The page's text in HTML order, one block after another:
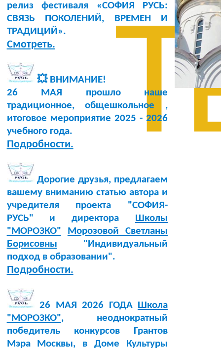
релиз фестиваля «СОФИЯ РУСЬ:
СВЯЗЬ ПОКОЛЕНИЙ, ВРЕМЕН И
ТРАДИЦИЙ».
Смотреть.
💥 ВНИМАНИЕ!
26 МАЯ прошло наше
традиционное, общешкольное ,
итоговое мероприятие 2025 - 2026
учебного года.
Подробности.
Дорогие друзья, предлагаем
вашему вниманию статью автора и
учредителя проекта "СОФИЯ-
РУСЬ" и директора Школы
"МОРОЗКО"
Морозовой Светланы
Борисовны "Индивидуальный
подход в образовании".
Подробности.
26 МАЯ 2026 ГОДА Школа
"МОРОЗКО", неоднократный
победитель конкурсов Грантов
Мэра Москвы, в Доме Культуры